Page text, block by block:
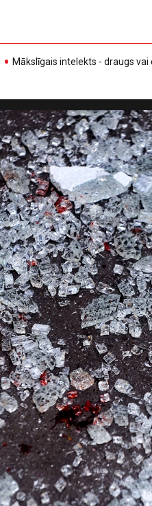
Mākslīgais intelekts - draugs vai